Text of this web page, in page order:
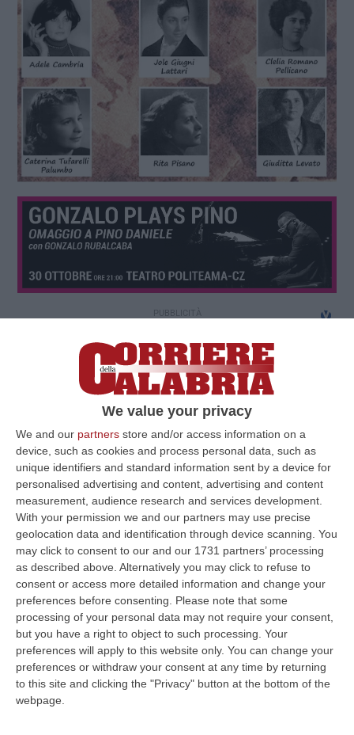
We value your privacy
We and our partners store and/or access information on a
device, such as cookies and process personal data, such as
unique identifiers and standard information sent by a device for
personalised advertising and content, advertising and content
measurement, audience research and services development.
With your permission we and our partners may use precise
geolocation data and identification through device scanning. You
may click to consent to our and our 1731 partners’ processing
as described above. Alternatively you may click to refuse to
consent or access more detailed information and change your
preferences before consenting.
Please note that some
processing of your personal data may not require your consent,
but you have a right to object to such processing. Your
preferences will apply to this website only. You can change your
preferences or withdraw your consent at any time by returning
to this site and clicking the "Privacy" button at the bottom of the
webpage.
Clicca e segui “Corriere della Calabria” su Google News
ROMA